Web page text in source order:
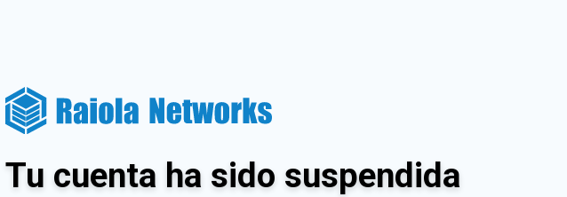
Tu cuenta ha sido suspendida